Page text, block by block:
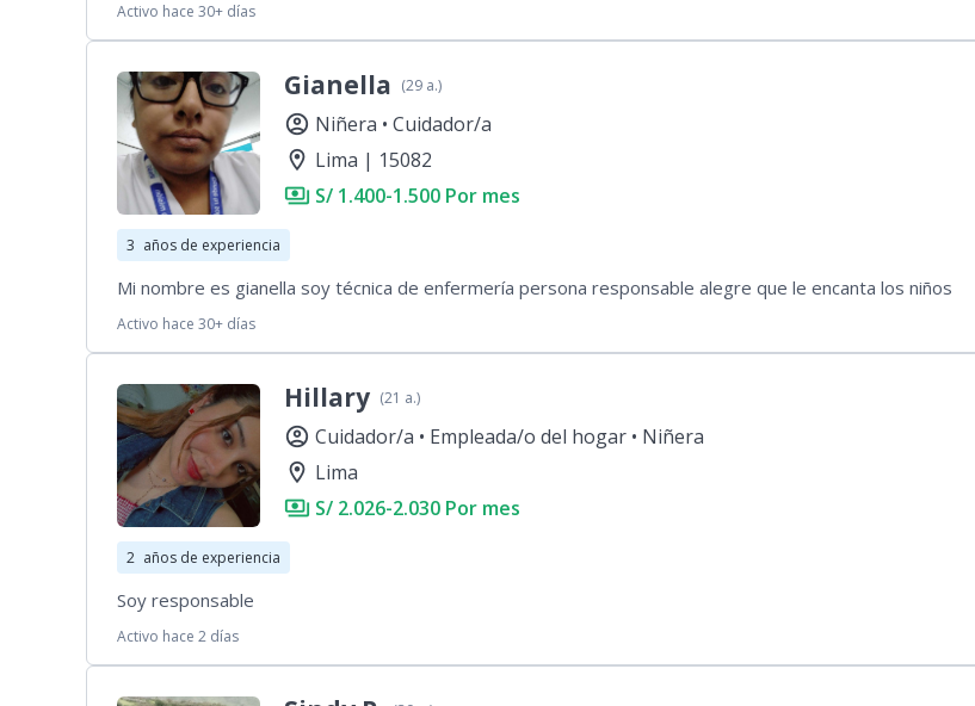
Activo hace 30+ días
Gianella (29 a.)
account_circle Niñera • Cuidador/a
location_on Lima | 15082
payments S/ 1.400-1.500 Por mes
3 años de experiencia
Mi nombre es gianella soy técnica de enfermería persona responsable alegre que le encanta los niños
Activo hace 30+ días
Hillary (21 a.)
account_circle Cuidador/a • Empleada/o del hogar • Niñera
location_on Lima
payments S/ 2.026-2.030 Por mes
2 años de experiencia
Soy responsable
Activo hace 2 días